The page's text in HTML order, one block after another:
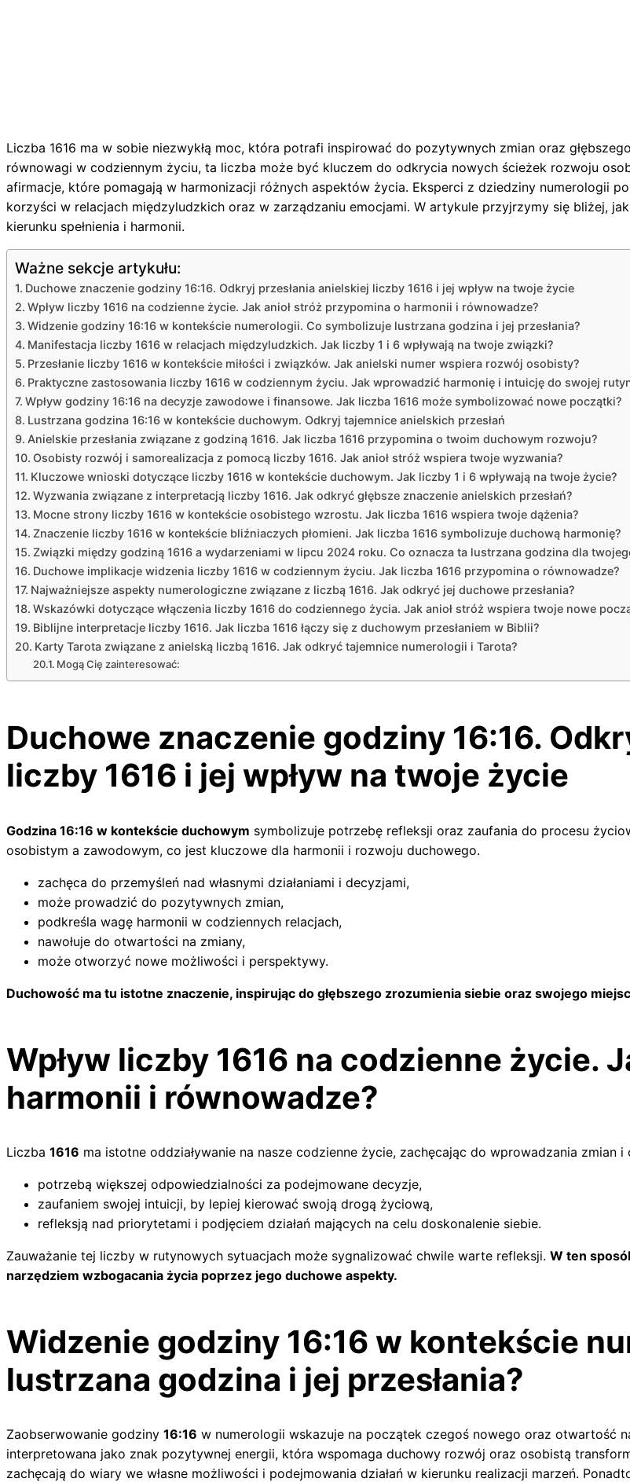
Liczba 1616 ma w sobie niezwykłą moc, która potrafi inspirować do pozytywnych zmian oraz
równowagi w codziennym życiu, ta liczba może być kluczem do odkrycia nowych ścieżek rozwoju
afirmacje, które pomagają w harmonizacji różnych aspektów życia. Eksperci z dziedziny numerologii
korzyści w relacjach międzyludzkich oraz w zarządzaniu emocjami. W artykule przyjrzymy się bliżej,
kierunku spełnienia i harmonii.
Ważne sekcje artykułu:
Duchowe znaczenie godziny 16:16. Odkryj przesłania anielskiej liczby 1616 i jej wpływ na twoje życie
Wpływ liczby 1616 na codzienne życie. Jak anioł stróż przypomina o harmonii i równowadze?
Widzenie godziny 16:16 w kontekście numerologii. Co symbolizuje lustrzana godzina i jej przesłania?
Manifestacja liczby 1616 w relacjach międzyludzkich. Jak liczby 1 i 6 wpływają na twoje związki?
Przesłanie liczby 1616 w kontekście miłości i związków. Jak anielski numer wspiera rozwój osobisty?
Praktyczne zastosowania liczby 1616 w codziennym życiu. Jak wprowadzić harmonię i intuicję do swojej
Wpływ godziny 16:16 na decyzje zawodowe i finansowe. Jak liczba 1616 może symbolizować nowe początki?
Lustrzana godzina 16:16 w kontekście duchowym. Odkryj tajemnice anielskich przesłań
Anielskie przesłania związane z godziną 1616. Jak liczba 1616 przypomina o twoim duchowym rozwoju?
Osobisty rozwój i samorealizacja z pomocą liczby 1616. Jak anioł stróż wspiera twoje wyzwania?
Kluczowe wnioski dotyczące liczby 1616 w kontekście duchowym. Jak liczby 1 i 6 wpływają na twoje życie?
Wyzwania związane z interpretacją liczby 1616. Jak odkryć głębsze znaczenie anielskich przesłań?
Mocne strony liczby 1616 w kontekście osobistego wzrostu. Jak liczba 1616 wspiera twoje dążenia?
Znaczenie liczby 1616 w kontekście bliźniaczych płomieni. Jak liczba 1616 symbolizuje duchową harmonię?
Związki między godziną 1616 a wydarzeniami w lipcu 2024 roku. Co oznacza ta lustrzana godzina dla
Duchowe implikacje widzenia liczby 1616 w codziennym życiu. Jak liczba 1616 przypomina o równowadze?
Najważniejsze aspekty numerologiczne związane z liczbą 1616. Jak odkryć jej duchowe przesłania?
Wskazówki dotyczące włączenia liczby 1616 do codziennego życia. Jak anioł stróż wspiera twoje nowe
Biblijne interpretacje liczby 1616. Jak liczba 1616 łączy się z duchowym przesłaniem w Biblii?
Karty Tarota związane z anielską liczbą 1616. Jak odkryć tajemnice numerologii i Tarota?
Mogą Cię zainteresować:
Duchowe znaczenie godziny 16:16.
liczby 1616 i jej wpływ na twoje życie
Godzina 16:16 w kontekście duchowym symbolizuje potrzebę refleksji oraz zaufania do procesu
osobistym a zawodowym, co jest kluczowe dla harmonii i rozwoju duchowego.
zachęca do przemyśleń nad własnymi działaniami i decyzjami,
może prowadzić do pozytywnych zmian,
podkreśla wagę harmonii w codziennych relacjach,
nawołuje do otwartości na zmiany,
może otworzyć nowe możliwości i perspektywy.
Duchowość ma tu istotne znaczenie, inspirując do głębszego zrozumienia siebie oraz swojego
Wpływ liczby 1616 na codzienne życie.
harmonii i równowadze?
Liczba 1616 ma istotne oddziaływanie na nasze codzienne życie, zachęcając do wprowadzania
potrzebą większej odpowiedzialności za podejmowane decyzje,
zaufaniem swojej intuicji, by lepiej kierować swoją drogą życiową,
refleksją nad priorytetami i podjęciem działań mających na celu doskonalenie siebie.
Zauważanie tej liczby w rutynowych sytuacjach może sygnalizować chwile warte refleksji. W ten
narzędziem wzbogacania życia poprzez jego duchowe aspekty.
Widzenie godziny 16:16 w kontekście
lustrzana godzina i jej przesłania?
Zaobserwowanie godziny 16:16 w numerologii wskazuje na początek czegoś nowego oraz otwartość
interpretowana jako znak pozytywnej energii, która wspomaga duchowy rozwój oraz osobistą
zachęcają do wiary we własne możliwości i podejmowania działań w kierunku realizacji marzeń.